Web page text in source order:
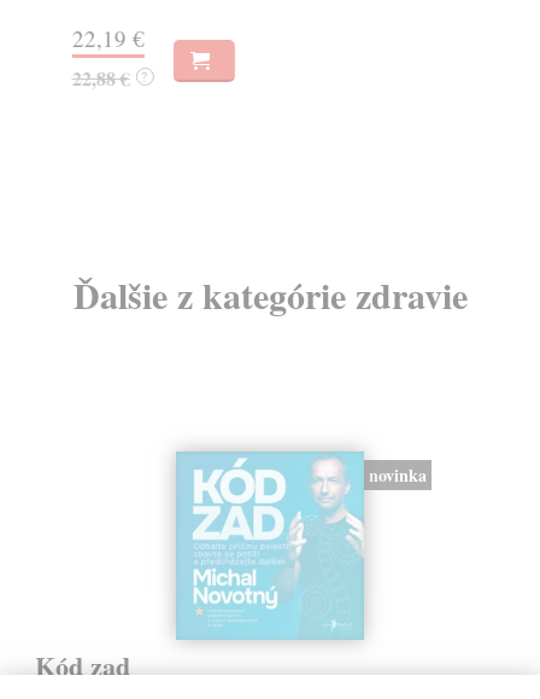
22,19 €
22,88 € ?
Ďalšie z kategórie zdravie
novinka
Kód zad